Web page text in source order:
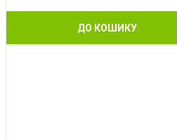
ДО КОШИКУ